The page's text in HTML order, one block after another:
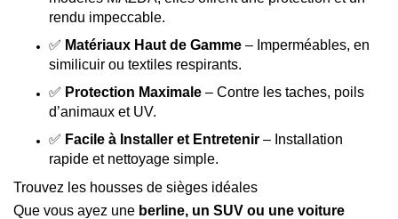
rendu impeccable.
✅ Matériaux Haut de Gamme – Imperméables, en
similicuir ou textiles respirants.
✅ Protection Maximale – Contre les taches, poils
d’animaux et UV.
✅ Facile à Installer et Entretenir – Installation
rapide et nettoyage simple.
Trouvez les housses de sièges idéales
Que vous ayez une berline, un SUV ou une voiture